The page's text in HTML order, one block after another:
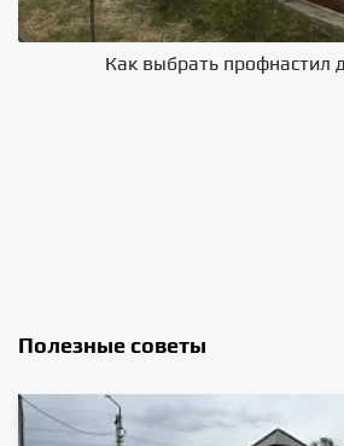
Как выбрать профнастил
Полезные советы